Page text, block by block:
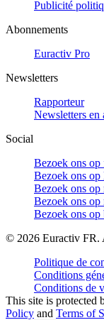
Publicité
Abonnements
Euractiv Pro
Newsletters
Rapporteur
Newsletters en
Social
Bezoek ons op
Bezoek ons op
Bezoek ons op
Bezoek ons op
Bezoek ons op
© 2026 Euractiv FR.
Politique de
Conditions
Conditions de
This site is
Policy and Terms of